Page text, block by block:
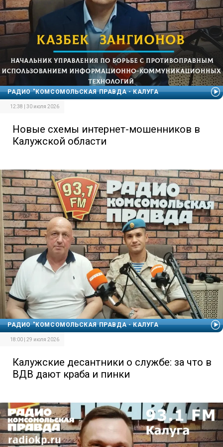
РАДИО "КОМСОМОЛЬСКАЯ ПРАВДА - КАЛУГА
12:38 | 30 июля 2026
Новые схемы интернет-мошенников в
Калужской области
РАДИО "КОМСОМОЛЬСКАЯ ПРАВДА - КАЛУГА
18:00 | 29 июля 2026
Калужские десантники о службе: за что в
ВДВ дают краба и пинки